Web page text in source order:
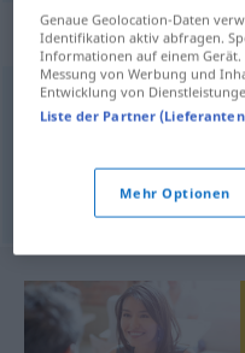
Synonyme
Rage,Aufregung,
© OpenThesaurus.de
Genaue Geolocation-Daten
Identifikation aktiv abfragen.
Informationen auf einem
Messung von Werbung und
Entwicklung von
Liste der Partner
Mehr Optionen